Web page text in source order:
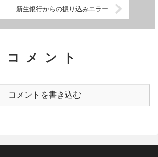
新生銀行からの振り込みエラー
コメント
コメントを書き込む